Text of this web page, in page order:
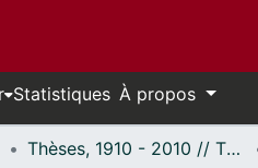
Statistiques À propos
Thèses, 1910 - 2010 // Theses, 1910 - 2010